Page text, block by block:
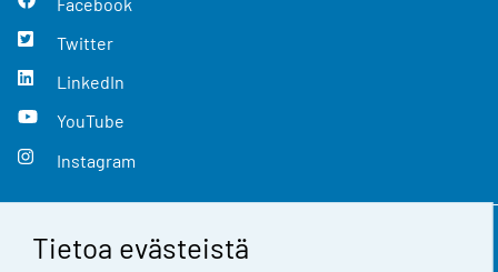
Tietoa evästeistä
Twitter
LinkedIn
YouTube
Instagram
Yhteystiedot